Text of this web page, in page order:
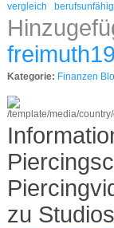
vergleich
Kategorie: Finanzen
zu